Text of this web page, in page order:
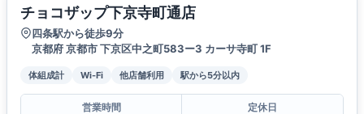
チョコザップ下京寺町通店
四条駅から徒歩9分
京都府 京都市 下京区中之町583ー3 カーサ寺町 1F
体組成計 Wi-Fi 他店舗利用 駅から5分以内
営業時間
定休日